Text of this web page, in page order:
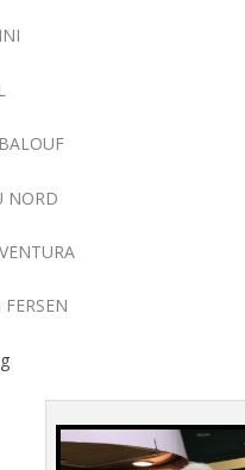
NORD